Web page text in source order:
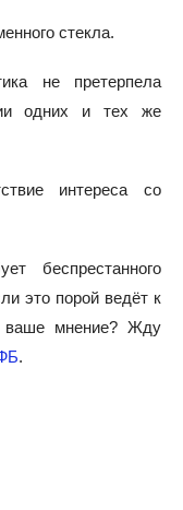
стекла.
не претерпела
одних и тех же
интереса со
беспрестанного
это порой ведёт к
ваше мнение? Жду
.